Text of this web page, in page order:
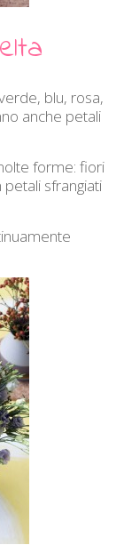
blu, rosa,
anche petali
forme: fiori
sfrangiati